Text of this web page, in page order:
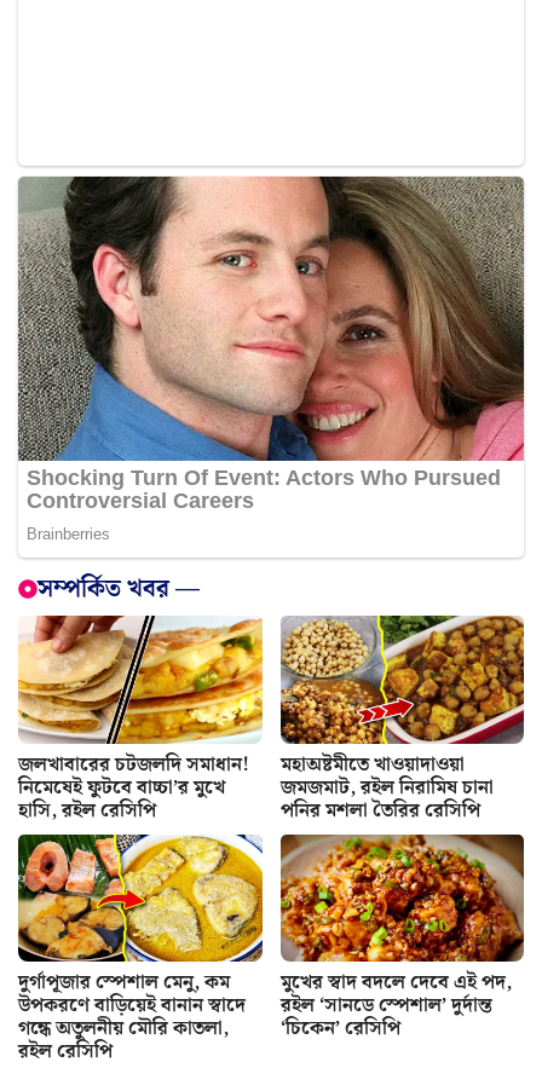
সম্পর্কিত খবর —
জলখাবারের চটজলদি সমাধান!
নিমেষেই ফুটবে বাচ্চা’র মুখে
হাসি, রইল রেসিপি
মহাঅষ্টমীতে খাওয়াদাওয়া
জমজমাট, রইল নিরামিষ চানা
পনির মশলা তৈরির রেসিপি
দুর্গাপূজার স্পেশাল মেনু, কম
উপকরণে বাড়িয়েই বানান স্বাদে
গন্ধে অতুলনীয় মৌরি কাতলা,
রইল রেসিপি
মুখের স্বাদ বদলে দেবে এই পদ,
রইল ‘সানডে স্পেশাল’ দুর্দান্ত
‘চিকেন’ রেসিপি